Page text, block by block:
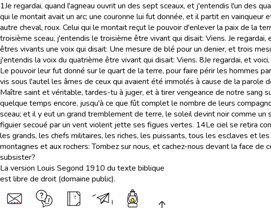
1Je regardai, quand l'agneau ouvrit un des sept sceaux, et j'entendis l'un des
qui le montait avait un arc; une couronne lui fut donnée, et il partit en vainqueur
autre cheval, roux. Celui qui le montait reçut le pouvoir d'enlever la paix de la
troisième sceau, j'entendis le troisième être vivant qui disait: Viens. Je
êtres vivants une voix qui disait: Une mesure de blé pour un denier, et trois
j'entendis la voix du quatrième être vivant qui disait: Viens. 8Je regardai, et
Le pouvoir leur fut donné sur le quart de la terre, pour faire périr les hommes
vis sous l'autel les âmes de ceux qui avaient été immolés à cause de la parole
Maître saint et véritable, tardes-tu à juger, et à tirer vengeance de notre sang
quelque temps encore, jusqu'à ce que fût complet le nombre de leurs
sceau; et il y eut un grand tremblement de terre, le soleil devint noir comme un
figuier secoué par un vent violent jette ses figues vertes. 14Le ciel se retira
les grands, les chefs militaires, les riches, les puissants, tous les esclaves et
montagnes et aux rochers: Tombez sur nous, et cachez-nous devant la face
subsister?
La version Louis Segond 1910 du texte biblique
est libre de droit (domaine public).